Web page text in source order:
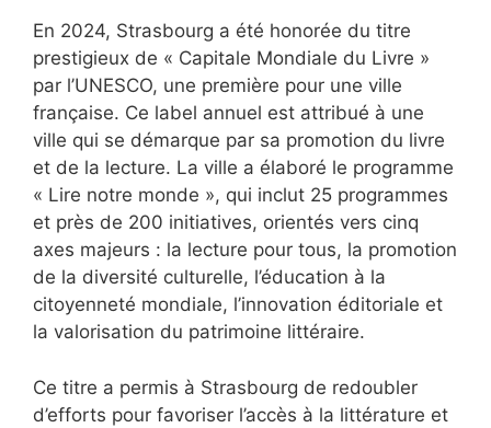
En 2024, Strasbourg a été honorée du titre
prestigieux de « Capitale Mondiale du Livre »
par l’UNESCO, une première pour une ville
française. Ce label annuel est attribué à une
ville qui se démarque par sa promotion du livre
et de la lecture. La ville a élaboré le programme
« Lire notre monde », qui inclut 25 programmes
et près de 200 initiatives, orientés vers cinq
axes majeurs : la lecture pour tous, la promotion
de la diversité culturelle, l’éducation à la
citoyenneté mondiale, l’innovation éditoriale et
la valorisation du patrimoine littéraire.
Ce titre a permis à Strasbourg de redoubler
d’efforts pour favoriser l’accès à la littérature et